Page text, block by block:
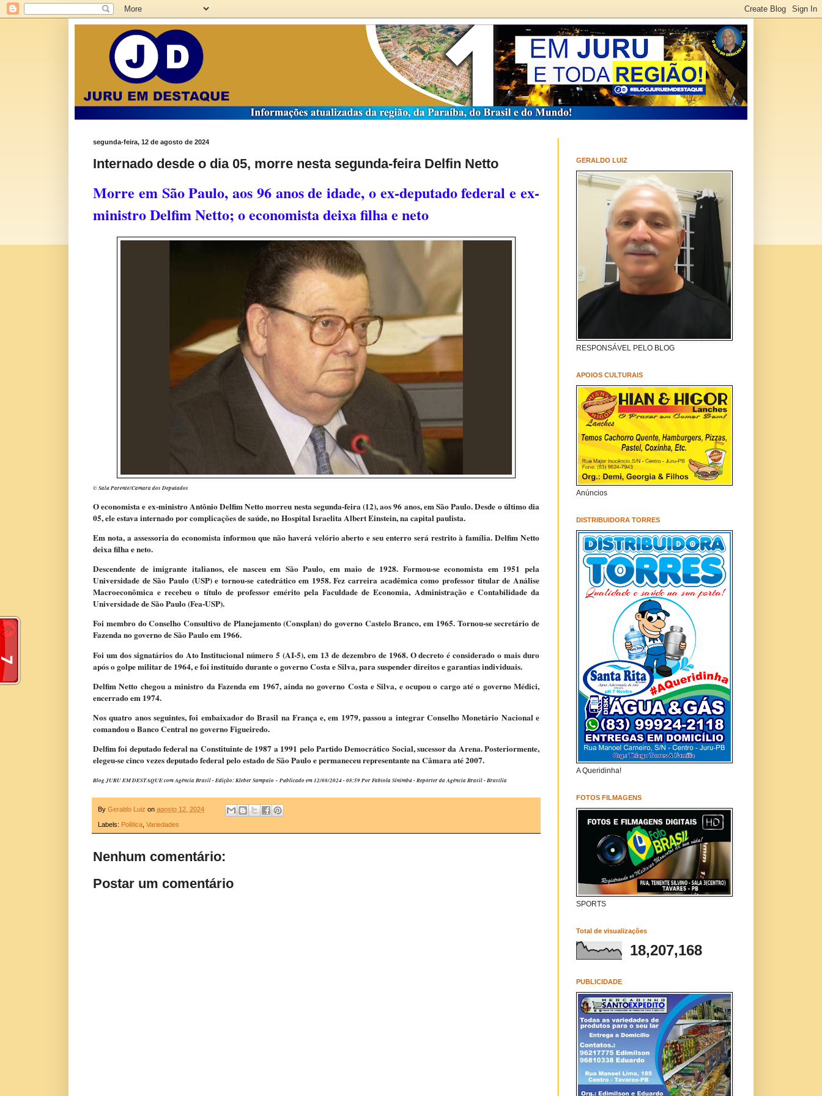
segunda-feira, 12 de agosto de 2024
Internado desde o dia 05, morre nesta segunda-feira Delfin Netto
Morre em São Paulo, aos 96 anos de idade, o ex-deputado federal e ex-
ministro Delfim Netto; o economista deixa filha e neto
© Salu Parente/Camara dos Deputados
O economista e ex-ministro Antônio Delfim Netto morreu nesta segunda-feira (12), aos 96 anos, em São Paulo. Desde o último dia
05, ele estava internado por complicações de saúde, no Hospital Israelita Albert Einstein, na capital paulista.
Em nota, a assessoria do economista informou que não haverá velório aberto e seu enterro será restrito à família. Delfim Netto
deixa filha e neto.
Descendente de imigrante italianos, ele nasceu em São Paulo, em maio de 1928. Formou-se economista em 1951 pela
Universidade de São Paulo (USP) e tornou-se catedrático em 1958. Fez carreira acadêmica como professor titular de Análise
Macroeconômica e recebeu o título de professor emérito pela Faculdade de Economia, Administração e Contabilidade da
Universidade de São Paulo (Fea-USP).
Foi membro do Conselho Consultivo de Planejamento (Consplan) do governo Castelo Branco, em 1965. Tornou-se secretário de
Fazenda no governo de São Paulo em 1966.
Foi um dos signatários do Ato Institucional número 5 (AI-5), em 13 de dezembro de 1968. O decreto é considerado o mais duro
após o golpe militar de 1964, e foi instituído durante o governo Costa e Silva, para suspender direitos e garantias individuais.
Delfim Netto chegou a ministro da Fazenda em 1967, ainda no governo Costa e Silva, e ocupou o cargo até o governo Médici,
encerrado em 1974.
Nos quatro anos seguintes, foi embaixador do Brasil na França e, em 1979, passou a integrar Conselho Monetário Nacional e
comandou o Banco Central no governo Figueiredo.
Delfim foi deputado federal na Constituinte de 1987 a 1991 pelo Partido Democrático Social, sucessor da Arena. Posteriormente,
elegeu-se cinco vezes deputado federal pelo estado de São Paulo e permaneceu representante na Câmara até 2007.
Blog JURU EM DESTAQUE com Agência Brasil - Edição: Kleber Sampaio - Publicado em 12/08/2024 - 08:59 Por Fabíola Sinimbú - Repórter da Agência Brasil - Brasília
By Geraldo Luiz on agosto 12, 2024
Labels: Política Variedades
Nenhum comentário:
Postar um comentário
GERALDO LUIZ
RESPONSÁVEL PELO BLOG
APOIOS CULTURAIS
Anúncios
DISTRIBUIDORA TORRES
A Queridinha!
FOTOS FILMAGENS
SPORTS
Total de visualizações
18,207,168
PUBLICIDADE